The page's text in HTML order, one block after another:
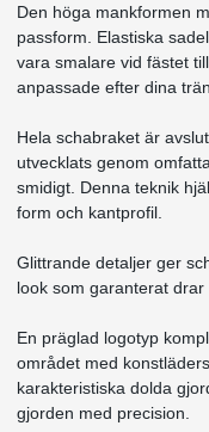
Den höga mankformen
passform. Elastiska
vara smalare vid fästet
anpassade efter dina
Hela schabraket är
utvecklats genom
smidigt. Denna teknik
form och kantprofil.
Glittrande detaljer ger
look som garanterat drar
En präglad logotyp
området med
karakteristiska dolda
gjorden med precision.